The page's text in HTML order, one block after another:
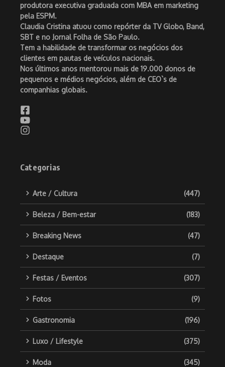
produtora executiva graduada com MBA em marketing
pela ESPM.
Claudia Cristina atuou como repórter da TV Globo, Band,
SBT e no Jornal Folha de São Paulo.
Tem a habilidade de transformar os negócios dos
clientes em pautas de veículos nacionais.
Nos últimos anos mentorou mais de 19.000 donos de
pequenos e médios negócios, além de CEO`s de
companhias globais.
Categorias
Arte / Cultura (447)
Beleza / Bem-estar (183)
Breaking News (47)
Destaque (7)
Festas / Eventos (307)
Fotos (9)
Gastronomia (196)
Luxo / Lifestyle (375)
Moda (345)